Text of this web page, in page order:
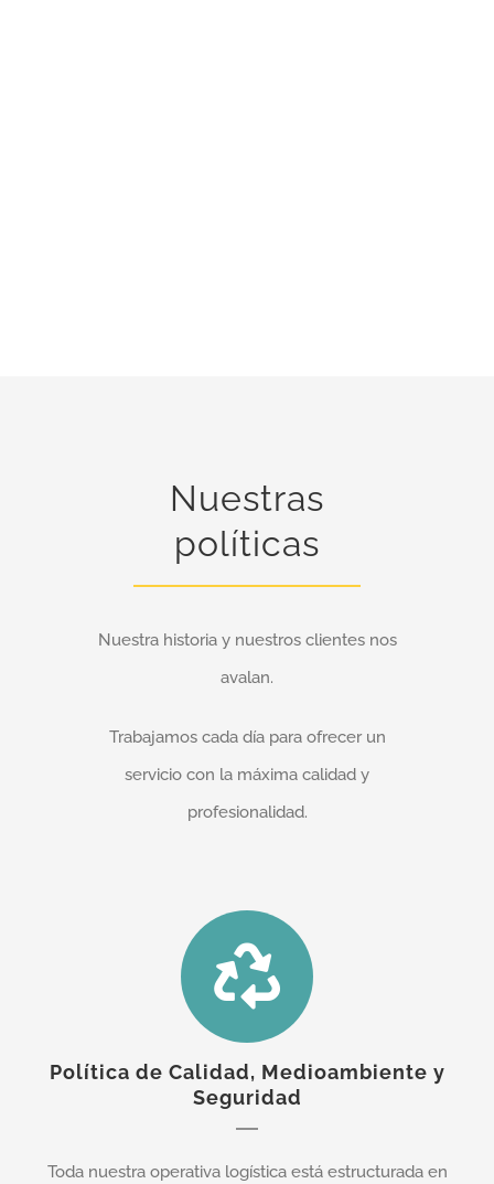
Nuestras
políticas
Nuestra historia y nuestros clientes nos
avalan.
Trabajamos cada día para ofrecer un
servicio con la máxima calidad y
profesionalidad.
Política de Calidad, Medioambiente y
Seguridad
Toda nuestra operativa logística está estructurada en